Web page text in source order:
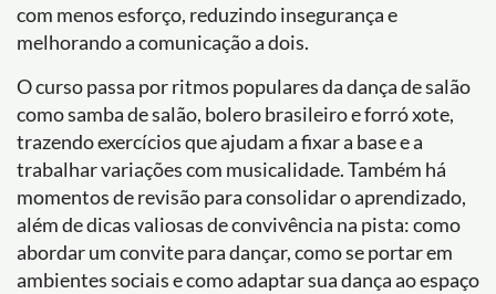
com menos esforço, reduzindo insegurança e
melhorando a comunicação a dois.
O curso passa por ritmos populares da dança de salão
como samba de salão, bolero brasileiro e forró xote,
trazendo exercícios que ajudam a fixar a base e a
trabalhar variações com musicalidade. Também há
momentos de revisão para consolidar o aprendizado,
além de dicas valiosas de convivência na pista: como
abordar um convite para dançar, como se portar em
ambientes sociais e como adaptar sua dança ao espaço